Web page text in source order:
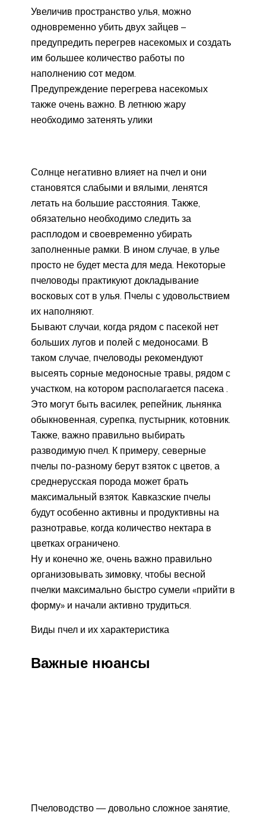
Увеличив пространство улья, можно
одновременно убить двух зайцев –
предупредить перегрев насекомых и создать
им большее количество работы по
наполнению сот медом.
Предупреждение перегрева насекомых
также очень важно. В летнюю жару
необходимо затенять улики
Солнце негативно влияет на пчел и они
становятся слабыми и вялыми, ленятся
летать на большие расстояния. Также,
обязательно необходимо следить за
расплодом и своевременно убирать
заполненные рамки. В ином случае, в улье
просто не будет места для меда. Некоторые
пчеловоды практикуют докладывание
восковых сот в улья. Пчелы с удовольствием
их наполняют.
Бывают случаи, когда рядом с пасекой нет
больших лугов и полей с медоносами. В
таком случае, пчеловоды рекомендуют
высеять сорные медоносные травы, рядом с
участком, на котором располагается пасека .
Это могут быть василек, репейник, льнянка
обыкновенная, сурепка, пустырник, котовник.
Также, важно правильно выбирать
разводимую пчел. К примеру, северные
пчелы по-разному берут взяток с цветов, а
среднерусская порода может брать
максимальный взяток. Кавказские пчелы
будут особенно активны и продуктивны на
разнотравье, когда количество нектара в
цветках ограничено.
Ну и конечно же, очень важно правильно
организовывать зимовку, чтобы весной
пчелки максимально быстро сумели «прийти в
форму» и начали активно трудиться.
Виды пчел и их характеристика
Важные нюансы
Пчеловодство — довольно сложное занятие,